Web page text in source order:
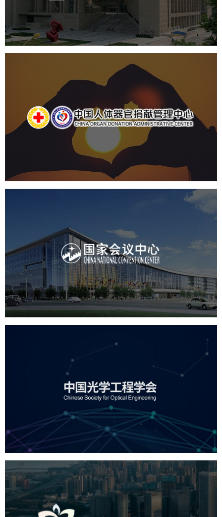
数字博物馆建设
展厅空间设计
产品展厅设计
中国人体器官捐献管理中心
国企 品牌官网 网站建设
国家会议中心
专业服务 网站建设 网站设计
中国光学工程学会
机构组织 国企 品牌官网 网站建设 网站设计
深圳市宝安区投资推广署